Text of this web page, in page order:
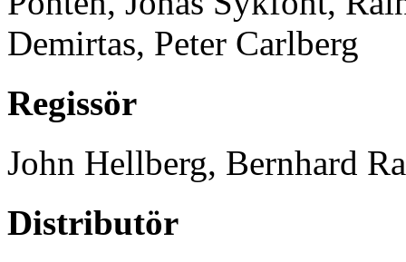
Demirtas, Peter Carlberg
Regissör
John Hellberg, Bernhard
Distributör